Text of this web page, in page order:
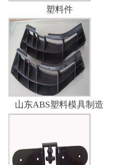
塑料件
山东ABS塑料模具制造